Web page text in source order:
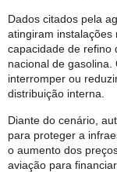
Dados citados pela
atingiram instalações
capacidade de refino
nacional de
interromper ou
distribuição interna.
Diante do cenário,
para proteger a
o aumento dos
aviação para